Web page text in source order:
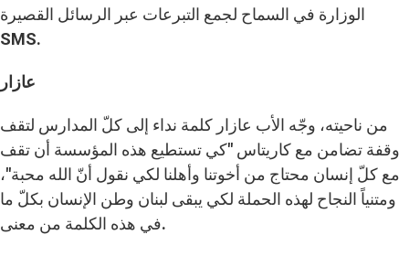
الوزارة في السماح لجمع التبرعات عبر الرسائل القصيرة
SMS.
عازار
من ناحيته، وجّه الأب عازار كلمة نداء إلى كلّ المدارس لتقف
وقفة تضامن مع كاريتاس "كي تستطيع هذه المؤسسة أن تقف
مع كلّ إنسان محتاج من أخوتنا وأهلنا لكي نقول أنّ الله محبة"،
ومتنياً النجاح لهذه الحملة لكي يبقى لبنان وطن الإنسان بكلّ ما
في هذه الكلمة من معنى.